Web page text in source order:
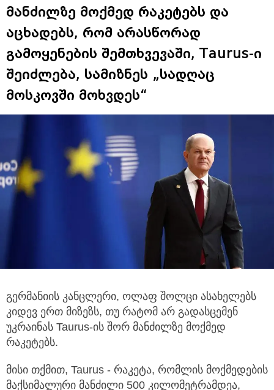
მანძილზე მოქმედ რაკეტებს და
აცხადებს, რომ არასწორად
გამოყენების შემთხვევაში, Taurus-ი
შეიძლება, სამიზნეს „სადღაც
მოსკოვში მოხვდეს“
გერმანიის კანცლერი, ოლაფ შოლცი ასახელებს
კიდევ ერთ მიზეზს, თუ რატომ არ გადასცემენ
უკრაინას Taurus-ის შორ მანძილზე მოქმედ
რაკეტებს.
მისი თქმით, Taurus - რაკეტა, რომლის მოქმედების
მაქსიმალური მანძილი 500 კილომეტრამდეა,